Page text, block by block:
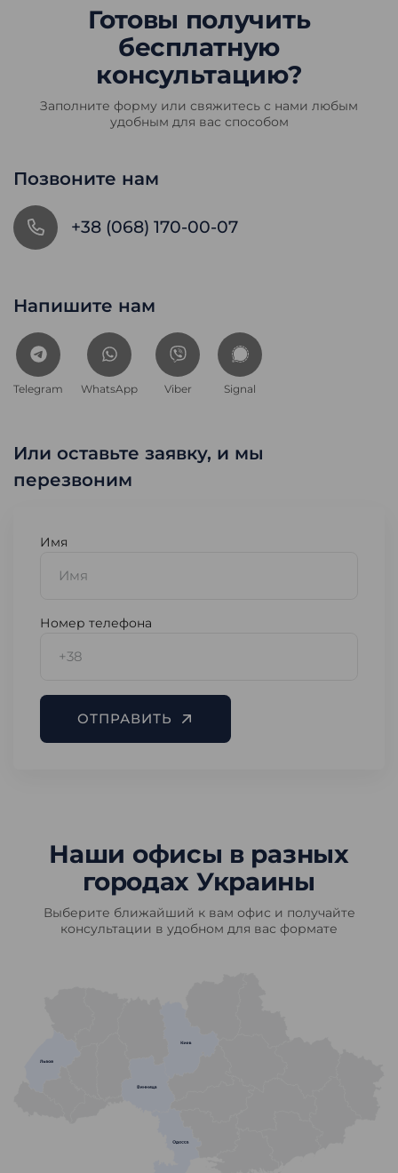
Готовы получить
бесплатную
консультацию?
Заполните форму или свяжитесь с нами любым
удобным для вас способом
Позвоните нам
+38 (068) 170-00-07
Напишите нам
Telegram WhatsApp Viber Signal
Или оставьте заявку, и мы
перезвоним
Имя
Номер телефона
ОТПРАВИТЬ
Наши офисы в разных
городах Украины
Выберите ближайший к вам офис и получайте
консультации в удобном для вас формате